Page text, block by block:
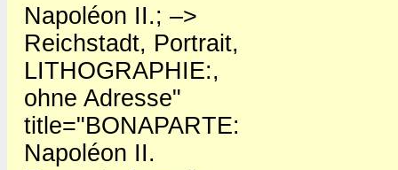
Napoléon II.; –>
Reichstadt, Portrait,
LITHOGRAPHIE:,
ohne Adresse"
title="BONAPARTE:
Napoléon II.